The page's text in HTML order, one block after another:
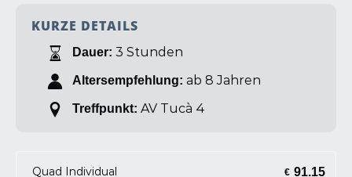
KURZE DETAILS
Dauer: 3 Stunden
Altersempfehlung: ab 8 Jahren
Treffpunkt: AV Tucà 4
Quad Individual € 91.15